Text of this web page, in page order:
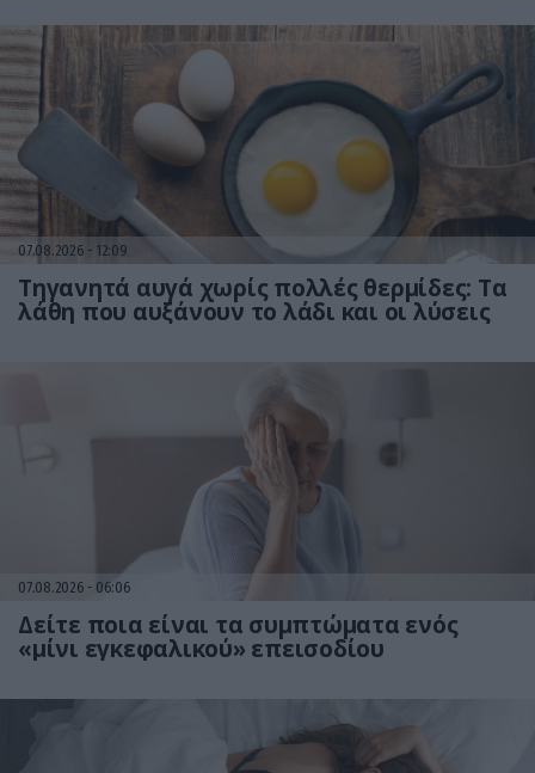
07.08.2026 12:09
Τηγανητά αυγά χωρίς πολλές θερμίδες: Τα
λάθη που αυξάνουν το λάδι και οι λύσεις
07.08.2026 06:06
Δείτε ποια είναι τα συμπτώματα ενός
«μίνι εγκεφαλικού» επεισοδίου